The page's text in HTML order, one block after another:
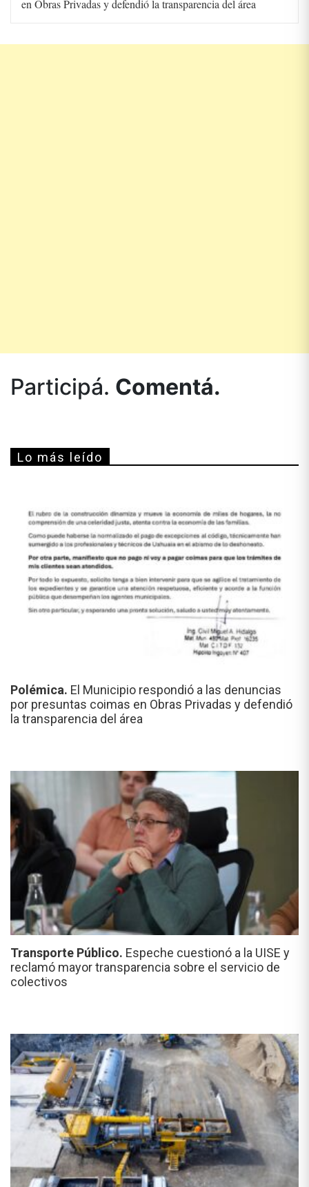
en Obras Privadas y defendió la transparencia del área
Participá. Comentá.
Lo más leído
Polémica. El Municipio respondió a las denuncias
por presuntas coimas en Obras Privadas y defendió
la transparencia del área
Transporte Público. Espeche cuestionó a la UISE y
reclamó mayor transparencia sobre el servicio de
colectivos